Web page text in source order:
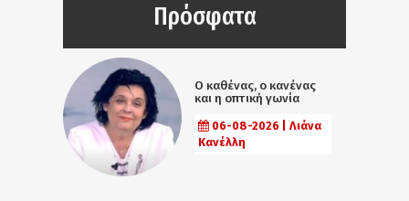
Πρόσφατα
Ο καθένας, ο κανένας
και η οπτική γωνία
06-08-2026 | Λιάνα
Κανέλλη